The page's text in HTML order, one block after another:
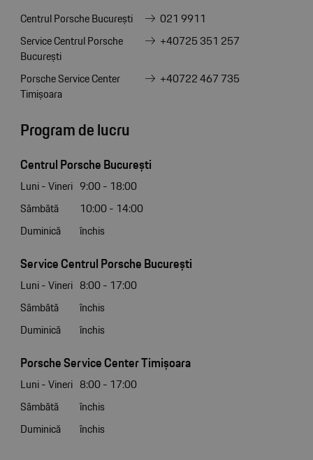
Centrul Porsche București
021 9911
Service Centrul Porsche
București
+40725 351 257
Porsche Service Center
Timișoara
+40722 467 735
Program de lucru
Centrul Porsche București
Luni - Vineri 9:00 - 18:00
Sâmbătă
10:00 - 14:00
Duminică
închis
Service Centrul Porsche București
Luni - Vineri 8:00 - 17:00
Sâmbătă
închis
Duminică
închis
Porsche Service Center Timișoara
Luni - Vineri 8:00 - 17:00
Sâmbătă
închis
Duminică
închis